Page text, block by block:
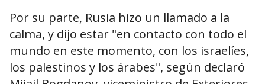
Por su parte, Rusia hizo un llamado a la
calma, y dijo estar "en contacto con todo el
mundo en este momento, con los israelíes,
los palestinos y los árabes", según declaró